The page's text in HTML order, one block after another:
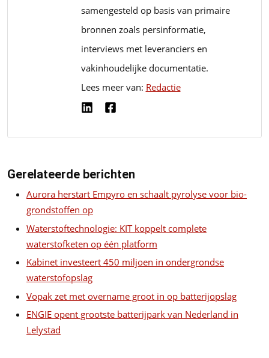
samengesteld op basis van primaire
bronnen zoals persinformatie,
interviews met leveranciers en
vakinhoudelijke documentatie.
Lees meer van: Redactie
Gerelateerde berichten
Aurora herstart Empyro en schaalt pyrolyse voor bio-
grondstoffen op
Waterstoftechnologie: KIT koppelt complete
waterstofketen op één platform
Kabinet investeert 450 miljoen in ondergrondse
waterstofopslag
Vopak zet met overname groot in op batterijopslag
ENGIE opent grootste batterijpark van Nederland in
Lelystad